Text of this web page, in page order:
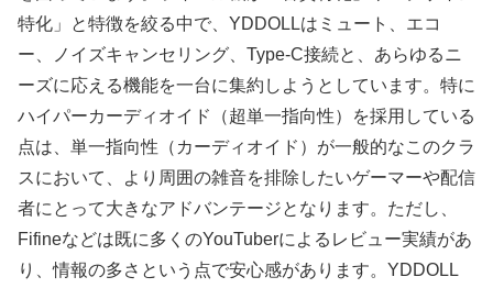
特化」と特徴を絞る中で、YDDOLLはミュート、エコ
ー、ノイズキャンセリング、Type-C接続と、あらゆるニ
ーズに応える機能を一台に集約しようとしています。特に
ハイパーカーディオイド（超単一指向性）を採用している
点は、単一指向性（カーディオイド）が一般的なこのクラ
スにおいて、より周囲の雑音を排除したいゲーマーや配信
者にとって大きなアドバンテージとなります。ただし、
Fifineなどは既に多くのYouTuberによるレビュー実績があ
り、情報の多さという点で安心感があります。YDDOLL